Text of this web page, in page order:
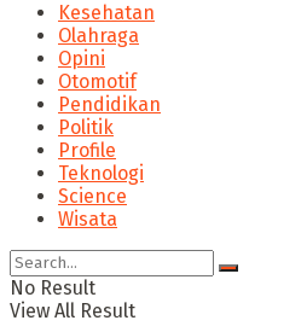
Kesehatan
Olahraga
Opini
Otomotif
Pendidikan
Politik
Profile
Teknologi
Science
Wisata
No Result
View All Result